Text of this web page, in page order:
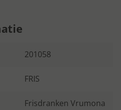
201058
FRIS
Frisdranken Vrumona